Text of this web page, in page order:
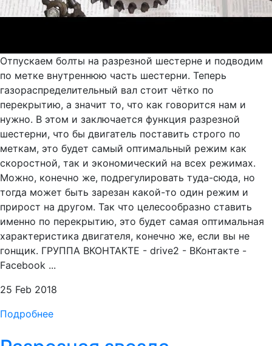
Отпускаем болты на разрезной шестерне и подводим
по метке внутреннюю часть шестерни. Теперь
газораспределительный вал стоит чётко по
перекрытию, а значит то, что как говорится нам и
нужно. В этом и заключается функция разрезной
шестерни, что бы двигатель поставить строго по
меткам, это будет самый оптимальный режим как
скоростной, так и экономический на всех режимах.
Можно, конечно же, подрегулировать туда-сюда, но
тогда может быть зарезан какой-то один режим и
прирост на другом. Так что целесообразно ставить
именно по перекрытию, это будет самая оптимальная
характеристика двигателя, конечно же, если вы не
гонщик. ГРУППА ВКОНТАКТЕ - drive2 - ВКонтакте -
Facebook ...
25 Feb 2018
Подробнее